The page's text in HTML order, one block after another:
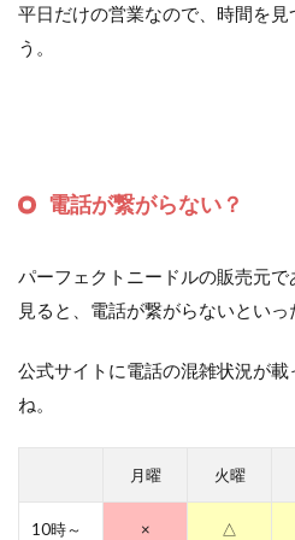
平日だけの営業なので、時間を見
う。
電話が繋がらない？
パーフェクトニードルの販売元
見ると、電話が繋がらないといっ
公式サイトに電話の混雑状況が
ね。
月曜 火曜
10時～ × △